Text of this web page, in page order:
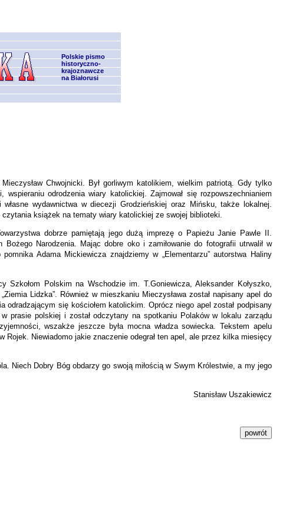
Polskie pismo
historyczno-
krajoznawcze
na Białorusi
Chwojnicki. Był gorliwym katolikiem, wielkim patriotą. Gdy tylko
odrodzenia wiary katolickiej. Zajmował się rozpowszechnianiem
wydawnictwa w diecezji Grodzieńskiej oraz Mińsku, także lokalnej.
książek na tematy wiary katolickiej ze swojej biblioteki.
dobrze pamiętają jego dużą imprezę o Papieżu Janie Pawle II.
Narodzenia. Mając dobre oko i zamiłowanie do fotografii utrwalił w
Adama Mickiewicza znajdziemy w „Elementarzu” autorstwa Haliny
Polskim na Wschodzie im. T.Goniewicza, Aleksander Kołyszko,
Lidzka”. Również w mieszkaniu Mieczysława został napisany apel do
odradzającym się kościołem katolickim. Oprócz niego apel został podpisany
prasie polskiej i został odczytany na spotkaniu Polaków w lokalu zarządu
wszakże jeszcze była mocna władza sowiecka. Tekstem apelu
Rojek. Niewiadomo jakie znaczenie odegrał ten apel, ale przez kilka miesięcy
Niech Dobry Bóg obdarzy go swoją miłością w Swym Królestwie, a my jego
Stanisław Uszakiewicz